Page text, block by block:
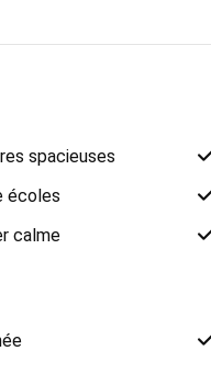
spacieuses
écoles
calme